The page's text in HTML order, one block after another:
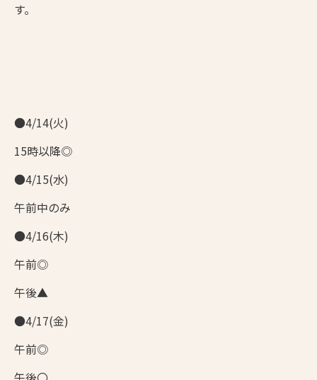
す。
●4/14(火)
15時以降◎
●4/15(水)
午前中のみ
●4/16(木)
午前◎
午後▲
●4/17(金)
午前◎